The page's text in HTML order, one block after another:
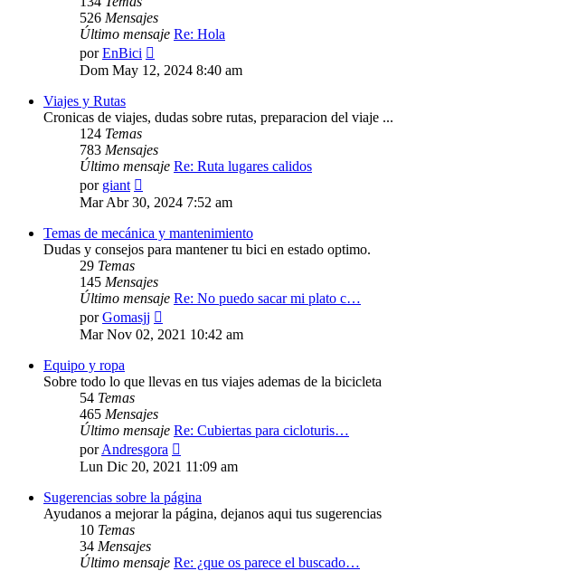
526 Mensajes
Último mensaje Re: Hola
porEnBici
último
mensaje
Dom May 12, 2024 8:40 am
Viajes y Rutas
Cronicas de viajes, dudas sobre rutas, preparacion del viaje ...
124 Temas
783 Mensajes
Último mensaje Re: Ruta lugares calidos
por giant
último
mensaje
Mar Abr 30, 2024 7:52 am
Temas de mecánica y mantenimiento
Dudas y consejos para mantener tu bici en estado optimo.
29 Temas
145 Mensajes
Último mensaje Re: No puedo sacar mi plato c…
porGomasjj
último
Mar Nov 02, 2021 10:42 am
Equipo y ropa
Sobre todo lo que llevas en tus viajes ademas de la bicicleta
54 Temas
465 Mensajes
Último mensaje Re: Cubiertas para cicloturis…
porAndresgora
último
Lun Dic 20, 2021 11:09 am
Sugerencias sobre la página
Ayudanos a mejorar la página, dejanos aqui tus sugerencias
10 Temas
34 Mensajes
Último mensaje Re: ¿que os parece el buscado…